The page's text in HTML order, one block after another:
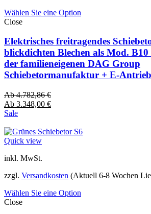
Wählen Sie eine Option
Close
Elektrisches freitragendes
blickdichten Blechen als Mod.
der familieneigenen DAG Group
Schiebetormanufaktur + E-Antrieb
Ab4.782,86€
Ab 3.348,00 €
Sale
Quick view
inkl. MwSt.
zzgl. Versandkosten (Aktuell 6-8 Wochen
Wählen Sie eine Option
Close